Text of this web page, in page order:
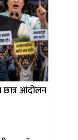
छात्र आंदोलन